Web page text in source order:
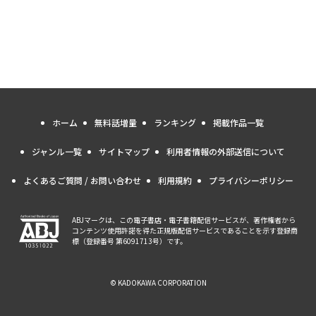
ホーム 無料話増量 ランキング 掲載作品一覧
ジャンル一覧 サイトマップ 利用者情報の外部送信について
よくあるご質問 / お問い合わせ 利用規約 プライバシーポリシー
ABJマークは、この電子書店・電子書籍配信サービスが、著作権者から
コンテンツ使用許諾を得た正規版配信サービスであることを示す登録商
標（登録番号 第6091713号）です。
© KADOKAWA CORPORATION